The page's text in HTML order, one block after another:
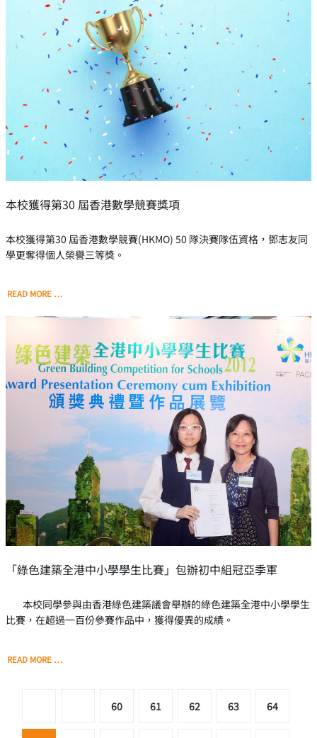
本校獲得第30 屆香港數學競賽獎項
本校獲得第30 屆香港數學競賽(HKMO) 50 隊決賽隊伍資格，鄧志友同
學更奪得個人榮譽三等獎。
READ MORE …
「綠色建築全港中小學學生比賽」包辦初中組冠亞季軍
本校同學參與由香港綠色建築議會舉辦的綠色建築全港中小學學生
比賽，在超過一百份參賽作品中，獲得優異的成績。
READ MORE …
60 61 62 63 64